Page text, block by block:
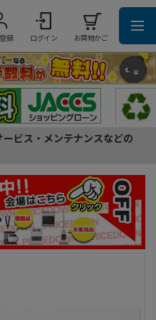
録 ログイン お買物かご
ビス・メンテナンスなどの